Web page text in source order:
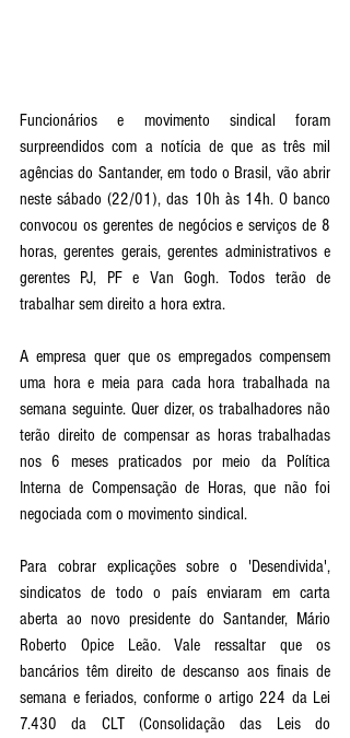
Funcionários e movimento sindical foram
surpreendidos com a notícia de que as três mil
agências do Santander, em todo o Brasil, vão abrir
neste sábado (22/01), das 10h às 14h. O banco
convocou os gerentes de negócios e serviços de 8
horas, gerentes gerais, gerentes administrativos e
gerentes PJ, PF e Van Gogh. Todos terão de
trabalhar sem direito a hora extra.
A empresa quer que os empregados compensem
uma hora e meia para cada hora trabalhada na
semana seguinte. Quer dizer, os trabalhadores não
terão direito de compensar as horas trabalhadas
nos 6 meses praticados por meio da Política
Interna de Compensação de Horas, que não foi
negociada com o movimento sindical.
Para cobrar explicações sobre o 'Desendivida',
sindicatos de todo o país enviaram em carta
aberta ao novo presidente do Santander, Mário
Roberto Opice Leão. Vale ressaltar que os
bancários têm direito de descanso aos finais de
semana e feriados, conforme o artigo 224 da Lei
7.430 da CLT (Consolidação das Leis do